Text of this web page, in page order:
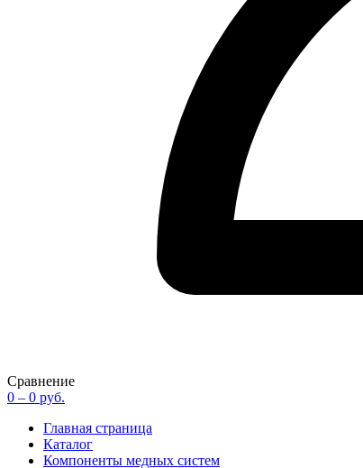
Сравнение
0 – 0 руб.
Главная страница
Каталог
Компоненты медных систем